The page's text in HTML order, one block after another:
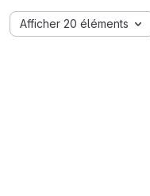
Afficher 20 éléments